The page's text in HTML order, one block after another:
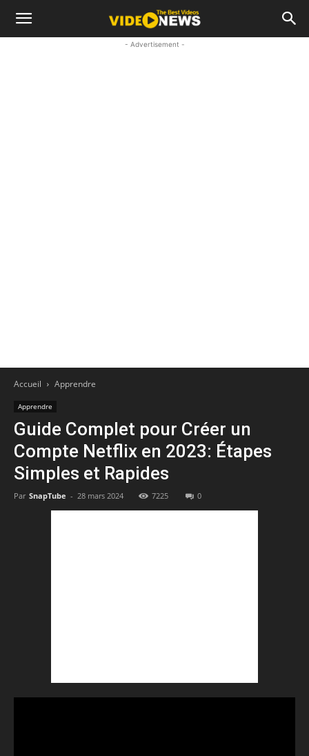
- Advertisement -
Accueil Apprendre
Apprendre
Guide Complet pour Créer un
Compte Netflix en 2023: Étapes
Simples et Rapides
Par SnapTube - 28 mars 2024 7225 0